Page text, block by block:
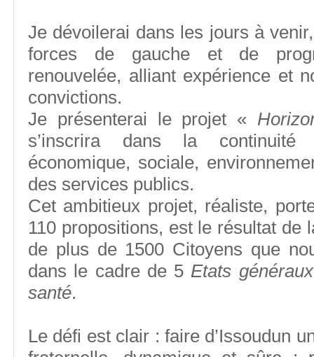
Je dévoilerai dans les jours à
forces de gauche et de
renouvelée, alliant expérience et
convictions.
Je présenterai le projet «
s’inscrira dans la
économique, sociale,
des services publics.
Cet ambitieux projet, réaliste,
110 propositions, est le résultat de
de plus de 1500 Citoyens que
dans le cadre de 5 Etats généraux
santé.
Le défi est clair : faire d’Issoudun